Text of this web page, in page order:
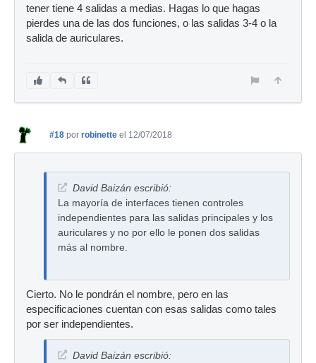
tener tiene 4 salidas a medias. Hagas lo que hagas
pierdes una de las dos funciones, o las salidas 3-4 o la
salida de auriculares.
#18 por robinette el 12/07/2018
David Baizán escribió:
La mayoría de interfaces tienen controles
independientes para las salidas principales y los
auriculares y no por ello le ponen dos salidas
más al nombre.
Cierto. No le pondrán el nombre, pero en las
especificaciones cuentan con esas salidas como tales
por ser independientes.
David Baizán escribió: